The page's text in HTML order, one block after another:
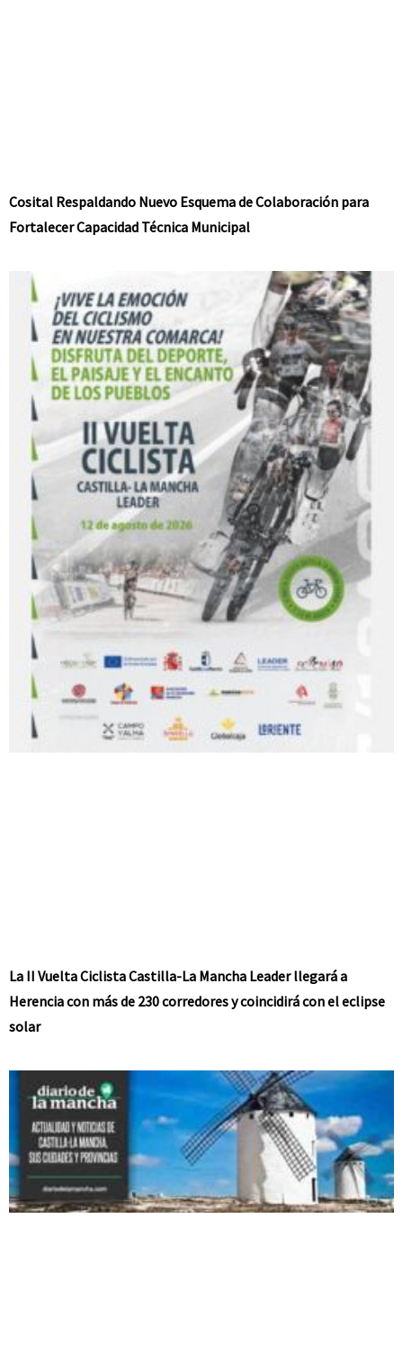
Cosital Respaldando Nuevo Esquema de Colaboración para
Fortalecer Capacidad Técnica Municipal
La II Vuelta Ciclista Castilla-La Mancha Leader llegará a
Herencia con más de 230 corredores y coincidirá con el eclipse
solar